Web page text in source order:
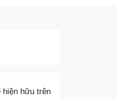
hiện hữu trên